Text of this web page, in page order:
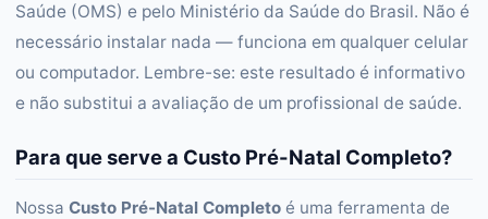
Saúde (OMS) e pelo Ministério da Saúde do Brasil. Não é
necessário instalar nada — funciona em qualquer celular
ou computador. Lembre-se: este resultado é informativo
e não substitui a avaliação de um profissional de saúde.
Para que serve a Custo Pré-Natal Completo?
Nossa Custo Pré-Natal Completo é uma ferramenta de